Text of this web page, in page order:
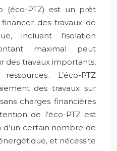
(éco-PTZ) est un prêt
des travaux de
incluant l’isolation
maximal peut
des travaux importants,
L’éco-PTZ
des travaux sur
charges financières
de l’éco-PTZ est
d’un certain nombre de
et nécessite